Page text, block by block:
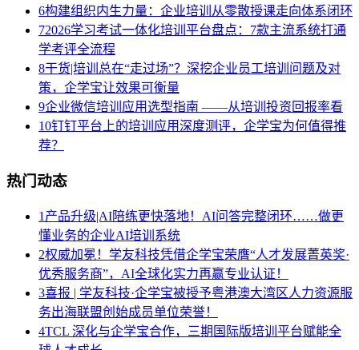
6构建组织内生力量：企业培训从零散授课走向体系闭环
72026学习考试一体化培训平台盘点：7款主流系统打通
学考评全流程
8干货|培训总在“走过场”？深挖企业员工培训问题及对
策，企学宝让效果可衡量
9企业微信培训应用选型指南 ——从培训投资回报率看
10钉钉平台上的培训应用深度测评，企学宝为何值得推
荐？
热门动态
1 产品升级|AI陪练更快落地！AI问答完整闭环……做更
懂业务的企业AI培训系统
2权威加冕！学友科技凭借企学宝荣膺“人才发展菁英奖·
优秀服务商”，AI全球化实力再赢专业认证！
3喜报 | 学友科技·企学宝被授予粤港澳大湾区人力资源服
务出海联盟创始成员单位荣誉！
4TCL 深化与企学宝合作，三期国际版培训平台赋能全